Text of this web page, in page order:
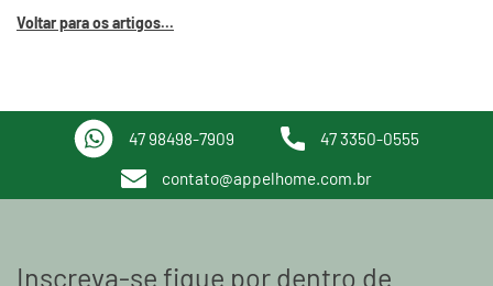
Voltar para os artigos...
47 98498-7909 47 3350-0555
contato@appelhome.com.br
Inscreva-se fique por dentro de